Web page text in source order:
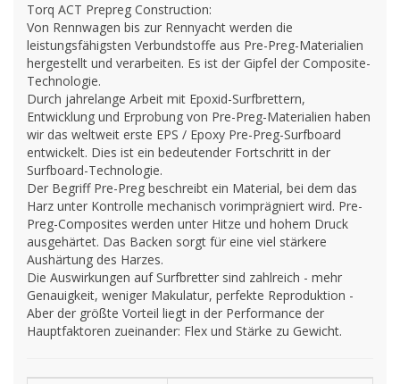
Torq ACT Prepreg Construction:
Von Rennwagen bis zur Rennyacht werden die
leistungsfähigsten Verbundstoffe aus Pre-Preg-Materialien
hergestellt und verarbeiten. Es ist der Gipfel der Composite-
Technologie.
Durch jahrelange Arbeit mit Epoxid-Surfbrettern,
Entwicklung und Erprobung von Pre-Preg-Materialien haben
wir das weltweit erste EPS / Epoxy Pre-Preg-Surfboard
entwickelt. Dies ist ein bedeutender Fortschritt in der
Surfboard-Technologie.
Der Begriff Pre-Preg beschreibt ein Material, bei dem das
Harz unter Kontrolle mechanisch vorimprägniert wird. Pre-
Preg-Composites werden unter Hitze und hohem Druck
ausgehärtet. Das Backen sorgt für eine viel stärkere
Aushärtung des Harzes.
Die Auswirkungen auf Surfbretter sind zahlreich - mehr
Genauigkeit, weniger Makulatur, perfekte Reproduktion -
Aber der größte Vorteil liegt in der Performance der
Hauptfaktoren zueinander: Flex und Stärke zu Gewicht.